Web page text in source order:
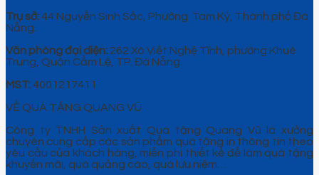
Trụ sở: 44 Nguyễn Sinh Sắc, Phường Tam Kỳ, Thành phố Đà
Nẵng.
Văn phòng đại diện: 262 Xô Viết Nghệ Tĩnh, phường Khuê
Trung, Quận Cẩm Lệ, TP. Đà Nẵng.
MST: 4001217411
VỀ QUÀ TẶNG QUANG VŨ
Công ty TNHH Sản xuất Quà tặng Quang Vũ là xưởng
chuyên cung cấp các sản phẩm quà tặng in thông tin theo
yêu cầu của khách hàng, miễn phí thiết kế để làm quà tặng
khuyến mãi, quà quảng cáo, quà lưu niệm…